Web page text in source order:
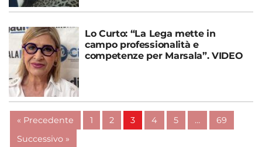
Lo Curto: “La Lega mette in
campo professionalità e
competenze per Marsala”. VIDEO
« Precedente 1 2 3 4 5 …
69
Successivo »